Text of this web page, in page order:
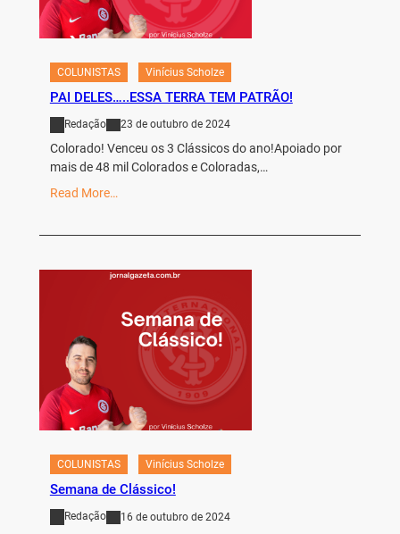
COLUNISTAS Vinícius Scholze
PAI DELES…..ESSA TERRA TEM PATRÃO!
Redação 23 de outubro de 2024
Colorado! Venceu os 3 Clássicos do ano!Apoiado por
mais de 48 mil Colorados e Coloradas,…
Read More…
COLUNISTAS Vinícius Scholze
Semana de Clássico!
Redação 16 de outubro de 2024